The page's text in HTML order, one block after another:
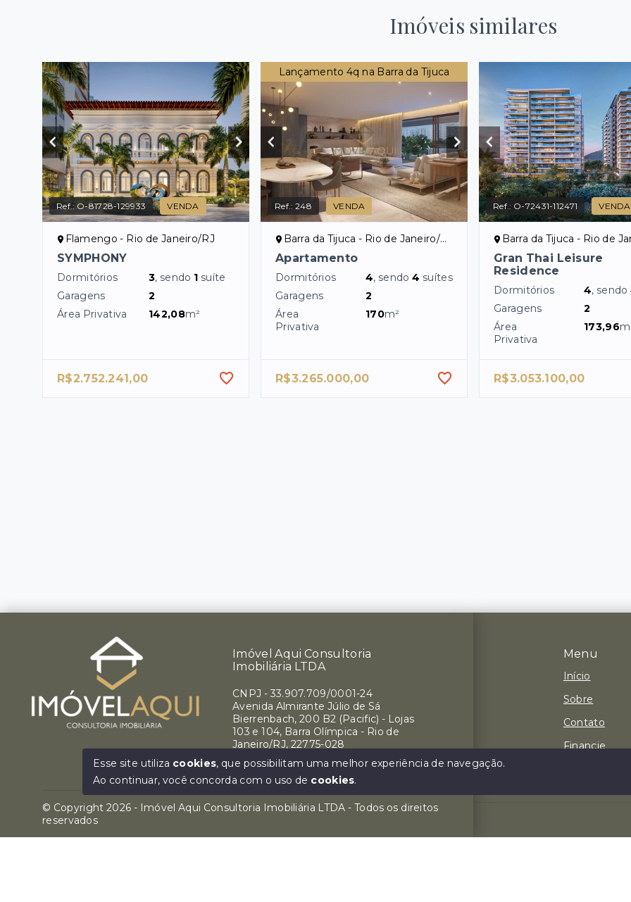
Imóveis similares
Ref.:O-81728-129933 VENDA
Flamengo - Rio de Janeiro/RJ
SYMPHONY
Dormitórios 3, sendo 1 suíte
Garagens
2
Área Privativa
142,08m²
R$2.752.241,00
Lançamento 4q na Barra da Tijuca
Ref.:248 VENDA
Barra da Tijuca - Rio de Janeiro/RJ, Zona Oeste
Apartamento
Dormitórios 4, sendo4 suítes
Garagens
2
Área
Privativa
170m²
R$3.265.000,00
Ref.: O-72431-112471 VENDA
Barra da Tijuca - Rio de
Gran Thai Leisure
Residence
Dormitórios 4, sendo
Garagens
2
Área
Privativa
173,96
R$3.053.100,00
Menu
Início
Sobre
Contato
Financie
Imóvel Aqui Consultoria
Imobiliária LTDA
CNPJ - 33.907.709/0001-24
Avenida Almirante Júlio de Sá
Bierrenbach, 200 B2 (Pacific) - Lojas
103 e 104, Barra Olímpica - Rio de
Janeiro/RJ, 22775-028
Ver e-mail
© Copyright 2026 - Imóvel Aqui Consultoria Imobiliária LTDA - Todos os direitos
reservados
Esse site utiliza cookies, que possibilitam uma melhor experiência de navegação.
Ao continuar, você concorda com o uso de cookies.